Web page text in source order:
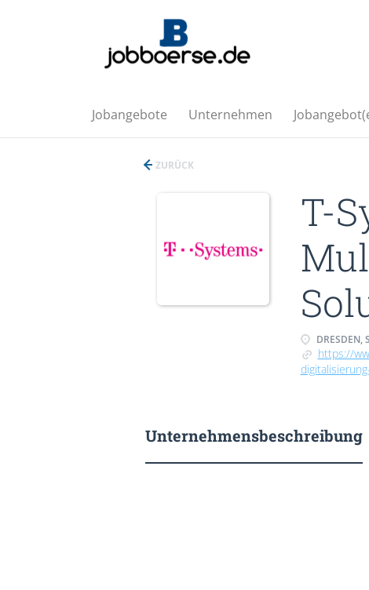
Jobangebote Unternehmen
ZURÜCK
T-
DRESDEN,
https://
Unternehmensbeschreibung